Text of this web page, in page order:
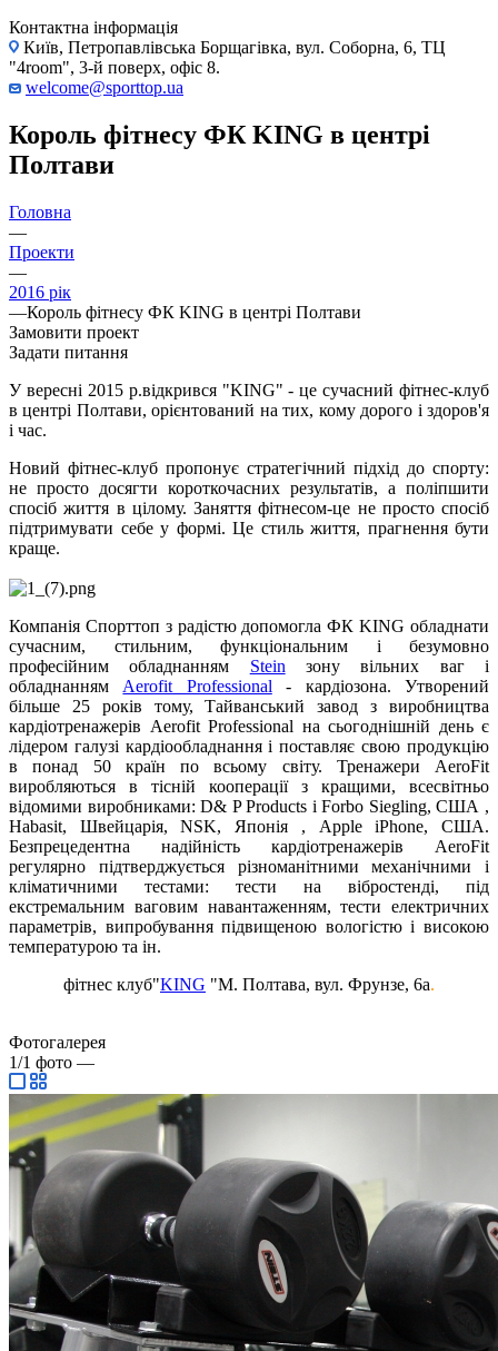
Контактна інформація
Київ, Петропавлівська Борщагівка, вул. Соборна, 6, ТЦ
"4room", 3-й поверх, офіс 8.
welcome@sporttop.ua
Король фітнесу ФК KING в центрі
Полтави
Головна
—
Проекти
—
2016 рік
—Король фітнесу ФК KING в центрі Полтави
Замовити проект
Задати питання
У вересні 2015 р.відкрився "KING" - це сучасний фітнес-клуб
в центрі Полтави, орієнтований на тих, кому дорого і здоров'я
і час.
Новий фітнес-клуб пропонує стратегічний підхід до спорту:
не просто досягти короткочасних результатів, а поліпшити
спосіб життя в цілому. Заняття фітнесом-це не просто спосіб
підтримувати себе у формі. Це стиль життя, прагнення бути
краще.
Компанія Спорттоп з радістю допомогла ФК KING обладнати
сучасним, стильним, функціональним і безумовно
професійним обладнанням Stein зону вільних ваг і
обладнанням Aerofit Professional - кардіозона. Утворений
більше 25 років тому, Тайванський завод з виробництва
кардіотренажерів Aerofit Professional на сьогоднішній день є
лідером галузі кардіообладнання і поставляє свою продукцію
в понад 50 країн по всьому світу. Тренажери AeroFit
виробляються в тісній кооперації з кращими, всесвітньо
відомими виробниками: D& P Products і Forbo Siegling, США ,
Habasit, Швейцарія, NSK, Японія , Apple iPhone, США.
Безпрецедентна надійність кардіотренажерів AeroFit
регулярно підтверджується різноманітними механічними і
кліматичними тестами: тести на вібростенді, під
екстремальним ваговим навантаженням, тести електричних
параметрів, випробування підвищеною вологістю і високою
температурою та ін.
фітнес клуб"KING "М. Полтава, вул. Фрунзе, 6а.
Фотогалерея
1/1 фото —